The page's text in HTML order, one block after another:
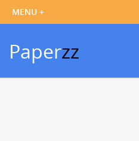
Paperzz